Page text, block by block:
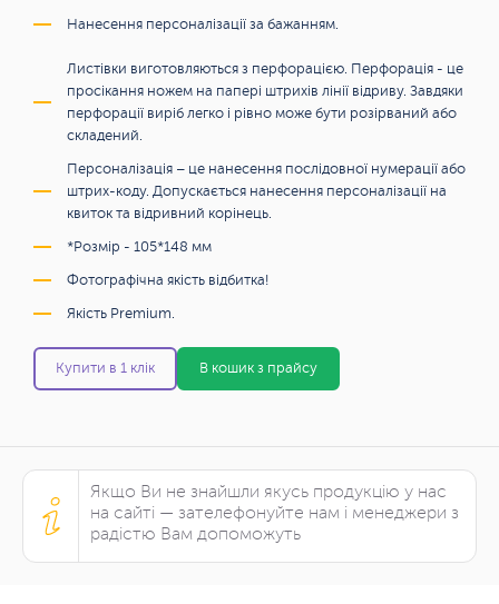
Нанесення персоналізації за бажанням.
Листівки виготовляються з перфорацією. Перфорація - це
просікання ножем на папері штрихів лінії відриву. Завдяки
перфорації виріб легко і рівно може бути розірваний або
складений.
Персоналізація – це нанесення послідовної нумерації або
штрих-коду. Допускається нанесення персоналізації на
квиток та відривний корінець.
*Розмір - 105*148 мм
Фотографічна якість відбитка!
Якість Premium.
Купити в 1 клік В кошик з прайсу
Якщо Ви не знайшли якусь продукцію у нас
на сайті — зателефонуйте нам і менеджери з
радістю Вам допоможуть